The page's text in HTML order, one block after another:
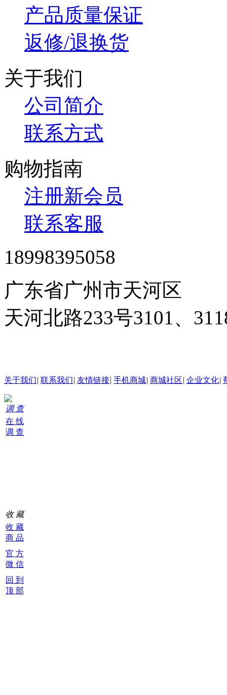
产品质量保证
返修/退换货
关于我们
公司简介
联系方式
购物指南
注册新会员
联系客服
18998395058
广东省广州市天河区
天河北路233号3101、
关于我们| 联系我们| 友情链接| 手机商城| 商城社区| 企业文化|
调 查
在 线
调 查
收 藏
收 藏
商 品
官 方
微 信
回 到
顶 部